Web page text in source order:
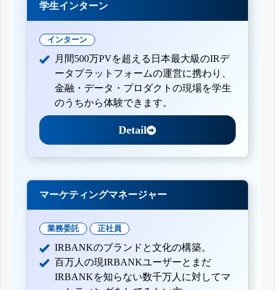
学生インターン
インターン
月間500万PVを超える日本最大級のIRデ
ータプラットフォームの運営に携わり、
金融・データ・プロダクトの現場を学生
のうちから体験できます。
Detail
マーケティングマネージャー
業務委託 正社員
IRBANKのブランドと文化の構築。
百万人の現IRBANKユーザーとまだ
IRBANKを知らない数千万人に対してマ